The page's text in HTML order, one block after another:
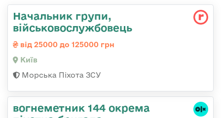
Начальник групи,
військовослужбовець
від 25000 до 125000 грн
Київ
Морська Піхота ЗСУ
вогнеметник 144 окрема